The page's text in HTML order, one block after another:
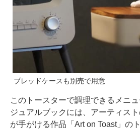
ブレッドケースも別売で用意
このトースターで調理できるメニ
ジュアルブックには、アーティス
が手がける作品「Art on Toast」の